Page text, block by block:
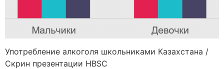
Употребление алкоголя школьниками Казахстана /
Скрин презентации HBSC